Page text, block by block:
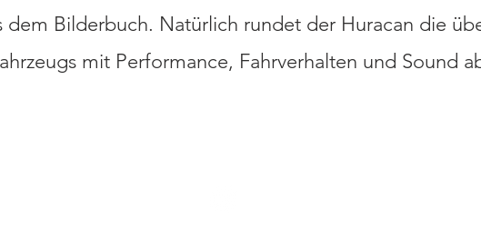
dem Bilderbuch. Natürlich rundet der Huracan die
mit Performance, Fahrverhalten und Sound